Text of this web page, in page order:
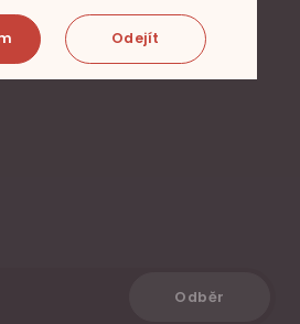
Odběr
Odejít